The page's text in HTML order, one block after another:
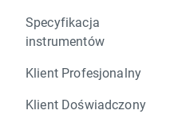
Specyfikacja
instrumentów
Klient Profesjonalny
Klient Doświadczony